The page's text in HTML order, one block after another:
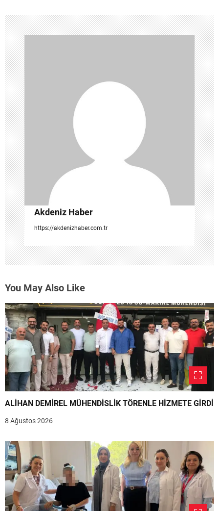
ı
g
e
z
i
n
m
e
s
i
Akdeniz Haber
https://akdenizhaber.com.tr
You May Also Like
ALİHAN DEMİREL MÜHENDİSLİK TÖRENLE HİZMETE GİRDİ
8 Ağustos 2026